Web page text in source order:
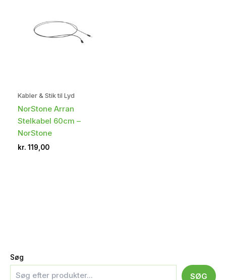
Søg
SØG
Kabler & Stik til Lyd
NorStone Arran
Stelkabel 60cm –
NorStone
kr. 119,00